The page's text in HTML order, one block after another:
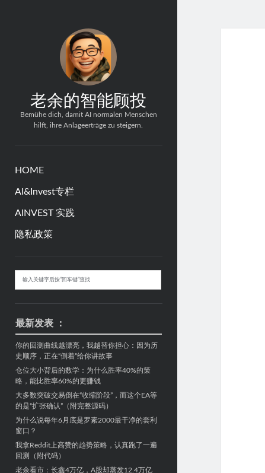
老余的智能顾投
Bemühe dich, damit AI normalen Menschen
hilft, ihre Anlageerträge zu steigern.
HOME
AI&Invest专栏
AINVEST 实践
隐私政策
Sidebar
最新发表 ：
你的回测曲线越漂亮，我越替你担心：因为历
史顺序，正在“倒着”给你讲故事
仓位大小背后的数学：为什么胜率40%的策
略，能比胜率60%的更赚钱
大多数突破交易倒在“收缩阶段”，而这个EA等
的是“扩张确认”（附完整源码）
为什么说每年6月底是罗素2000最干净的套利
窗口？
我拿Reddit上高赞的趋势策略，认真跑了一遍
回测（附代码）
老余看市：长鑫4万亿，A股却蒸发12.4万亿